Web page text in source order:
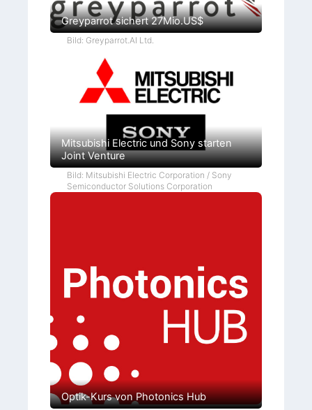
Greyparrot sichert 27Mio.US$
Bild: Greyparrot.AI Ltd.
Mitsubishi Electric und Sony starten
Joint Venture
Bild: Mitsubishi Electric Corporation / Sony
Semiconductor Solutions Corporation
Optik-Kurs von Photonics Hub